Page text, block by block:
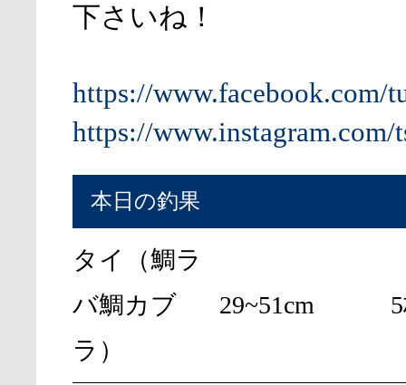
下さいね！
https://www.facebook.com/
https://www.instagram.com/
本日の釣果
タイ（鯛ラ
バ鯛カブ
ラ）
29~51cm